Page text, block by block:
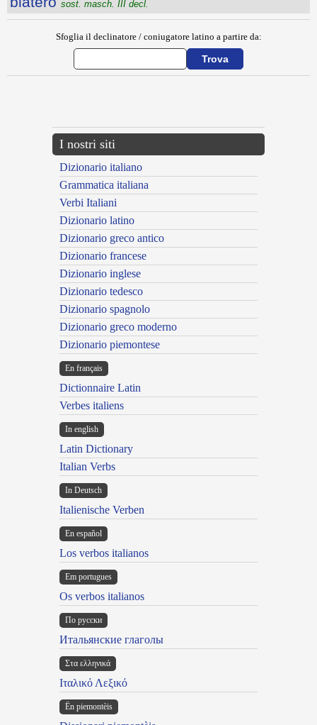
sost. masch. III decl.
Sfoglia il declinatore / coniugatore latino a partire da:
I nostri siti
Dizionario italiano
Grammatica italiana
Verbi Italiani
Dizionario latino
Dizionario greco antico
Dizionario francese
Dizionario inglese
Dizionario tedesco
Dizionario spagnolo
Dizionario greco moderno
Dizionario piemontese
En français
Dictionnaire Latin
Verbes italiens
In english
Latin Dictionary
Italian Verbs
In Deutsch
Italienische Verben
En español
Los verbos italianos
Em portugues
Os verbos italianos
По русски
Итальянские глаголы
Στα ελληνικά
Ιταλικό Λεξικό
Ën piemontèis